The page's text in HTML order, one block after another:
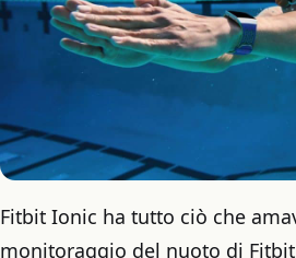
Fitbit Ionic ha tutto ciò che
monitoraggio del nuoto di